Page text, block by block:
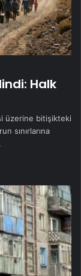
Halk
üzerine bitişikteki
sınırlarına